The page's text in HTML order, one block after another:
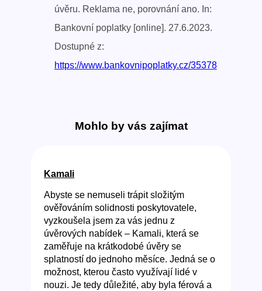
úvěru. Reklama ne, porovnání ano. In:
Bankovní poplatky [online]. 27.6.2023.
Dostupné z:
https://www.bankovnipoplatky.cz/35378
Mohlo by vás zajímat
Kamali
Abyste se nemuseli trápit složitým
ověřováním solidnosti poskytovatele,
vyzkoušela jsem za vás jednu z
úvěrových nabídek – Kamali, která se
zaměřuje na krátkodobé úvěry se
splatností do jednoho měsíce. Jedná se o
možnost, kterou často využívají lidé v
nouzi. Je tedy důležité, aby byla férová a